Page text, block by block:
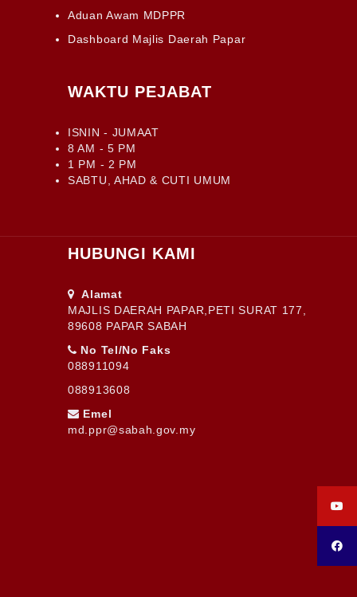
Aduan Awam MDPPR
Dashboard Majlis Daerah Papar
WAKTU PEJABAT
ISNIN - JUMAAT
8 AM - 5 PM
1 PM - 2 PM
SABTU, AHAD & CUTI UMUM
HUBUNGI KAMI
Alamat
MAJLIS DAERAH PAPAR,PETI SURAT 177,
89608 PAPAR SABAH
No Tel/No Faks
088911094
088913608
Emel
md.ppr@sabah.gov.my